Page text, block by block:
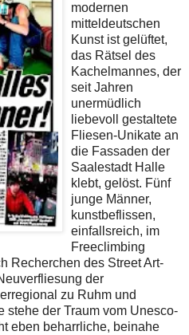
modernen
mitteldeutschen
Kunst ist gelüftet,
das Rätsel des
Kachelmannes, der
seit Jahren
unermüdlich
liebevoll gestaltete
Fliesen-Unikate an
die Fassaden der
Saalestadt Halle
klebt, gelöst. Fünf
junge Männer,
kunstbeflissen,
einfallsreich, im
Freeclimbing
Recherchen des Street Art-
der
zu Ruhm und
stehe der Traum vom Unesco-
eben beharrliche, beinahe